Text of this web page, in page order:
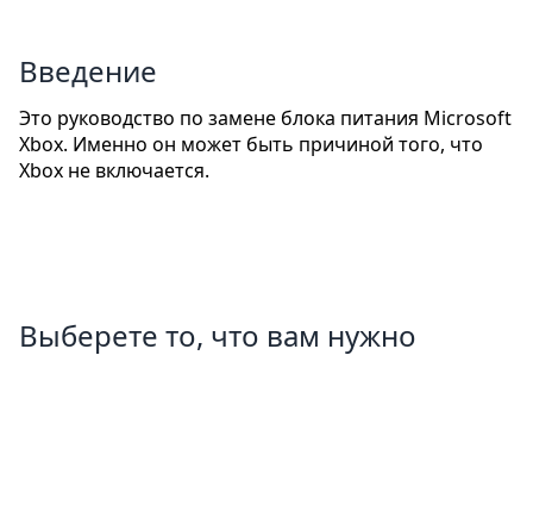
Введение
Это руководство по замене блока питания Microsoft
Xbox. Именно он может быть причиной того, что
Xbox не включается.
Выберете то, что вам нужно